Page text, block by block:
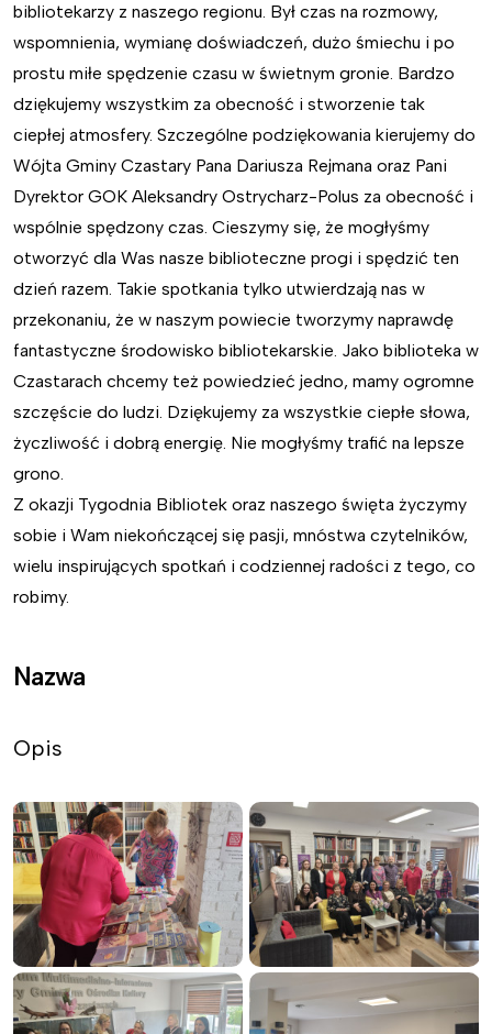
bibliotekarzy z naszego regionu. Był czas na rozmowy,
wspomnienia, wymianę doświadczeń, dużo śmiechu i po
prostu miłe spędzenie czasu w świetnym gronie. Bardzo
dziękujemy wszystkim za obecność i stworzenie tak
ciepłej atmosfery. Szczególne podziękowania kierujemy do
Wójta Gminy Czastary Pana Dariusza Rejmana oraz Pani
Dyrektor GOK Aleksandry Ostrycharz-Polus za obecność i
wspólnie spędzony czas. Cieszymy się, że mogłyśmy
otworzyć dla Was nasze biblioteczne progi i spędzić ten
dzień razem. Takie spotkania tylko utwierdzają nas w
przekonaniu, że w naszym powiecie tworzymy naprawdę
fantastyczne środowisko bibliotekarskie. Jako biblioteka w
Czastarach chcemy też powiedzieć jedno, mamy ogromne
szczęście do ludzi. Dziękujemy za wszystkie ciepłe słowa,
życzliwość i dobrą energię. Nie mogłyśmy trafić na lepsze
grono.
Z okazji Tygodnia Bibliotek oraz naszego święta życzymy
sobie i Wam niekończącej się pasji, mnóstwa czytelników,
wielu inspirujących spotkań i codziennej radości z tego, co
robimy.
Nazwa
Opis